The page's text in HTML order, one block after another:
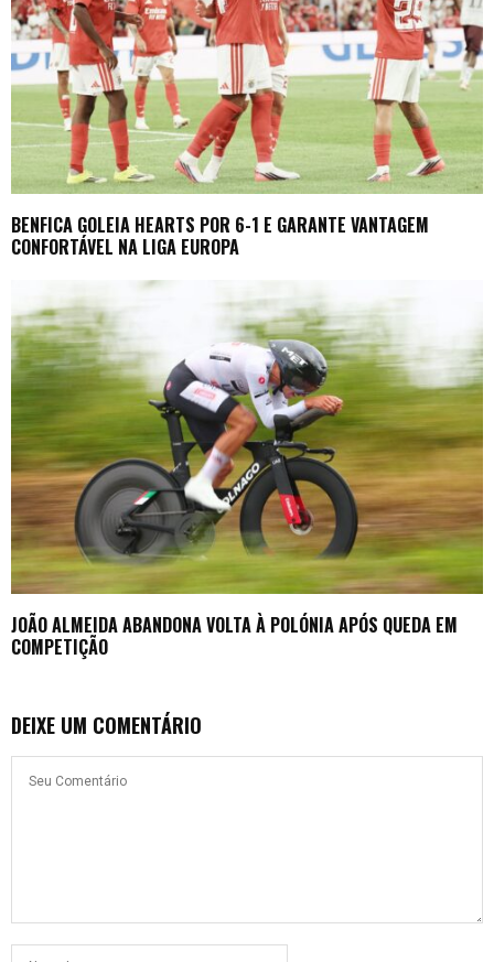
BENFICA GOLEIA HEARTS POR 6-1 E GARANTE VANTAGEM
CONFORTÁVEL NA LIGA EUROPA
JOÃO ALMEIDA ABANDONA VOLTA À POLÓNIA APÓS QUEDA EM
COMPETIÇÃO
DEIXE UM COMENTÁRIO